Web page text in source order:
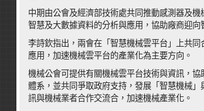
中期由公會及經濟部技術處共同推動感測器及
智慧及大數據資料的分析與應用，協助廠商迎向
李詩欽指出，兩會在「智慧機械雲平台」上共
應用，加速機械雲平台的產業化為主要方向。
機械公會可提供有關機械雲平台技術與資訊，
體系，並共同爭取政府支持，發展「智慧機械
訊與機械業者合作交流合，加速機械產業化。